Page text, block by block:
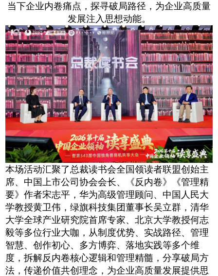
当下企业内卷痛点，探寻破局路径，为企业高质量
发展注入思想动能。
本场活动汇聚了总裁读书会全国领读者联盟创始主
席、 中国上市公司协会会长、《反内卷》《管理精
要》作者宋志平，华为高级管理顾问、中国人民大
学教授黄卫伟，绿旗科技集团董事长吴立群，清华
大学全球产业研究院首席专家、北京大学教授何志
毅等多位行业大咖， 从制度优势、实战路径、管理
智慧、创作初心、多方博弈、落地实践等多个维
度，拆解反内卷核心逻辑和管理精髓，分享破局方
法，传递价值共创理念，为企业高质量发展提供思